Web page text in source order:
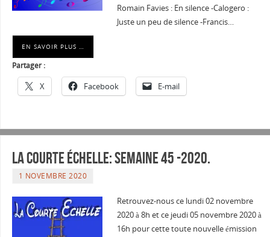
Romain Favies : En silence -Calogero :
Juste un peu de silence -Francis…
EN SAVOIR PLUS …
Partager :
X Facebook E-mail
La courte échelle: semaine 45 -2020.
1 NOVEMBRE 2020
Retrouvez-nous ce lundi 02 novembre
2020 à 8h et ce jeudi 05 novembre 2020 à
16h pour cette toute nouvelle émission